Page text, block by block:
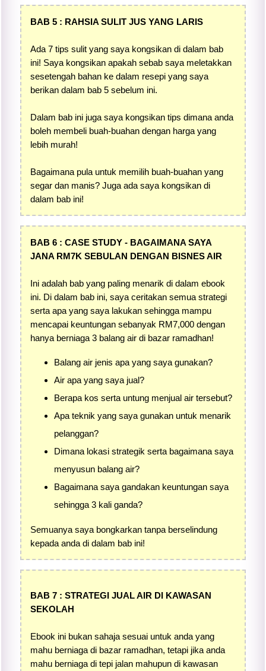
BAB 5 : RAHSIA SULIT JUS YANG LARIS
Ada 7 tips sulit yang saya kongsikan di dalam bab
ini! Saya kongsikan apakah sebab saya meletakkan
sesetengah bahan ke dalam resepi yang saya
berikan dalam bab 5 sebelum ini.
Dalam bab ini juga saya kongsikan tips dimana anda
boleh membeli buah-buahan dengan harga yang
lebih murah!
Bagaimana pula untuk memilih buah-buahan yang
segar dan manis? Juga ada saya kongsikan di
dalam bab ini!
BAB 6 : CASE STUDY - BAGAIMANA SAYA
JANA RM7K SEBULAN DENGAN BISNES AIR
Ini adalah bab yang paling menarik di dalam ebook
ini. Di dalam bab ini, saya ceritakan semua strategi
serta apa yang saya lakukan sehingga mampu
mencapai keuntungan sebanyak RM7,000 dengan
hanya berniaga 3 balang air di bazar ramadhan!
Balang air jenis apa yang saya gunakan?
Air apa yang saya jual?
Berapa kos serta untung menjual air tersebut?
Apa teknik yang saya gunakan untuk menarik
pelanggan?
Dimana lokasi strategik serta bagaimana saya
menyusun balang air?
Bagaimana saya gandakan keuntungan saya
sehingga 3 kali ganda?
Semuanya saya bongkarkan tanpa berselindung
kepada anda di dalam bab ini!
BAB 7 : STRATEGI JUAL AIR DI KAWASAN
SEKOLAH
Ebook ini bukan sahaja sesuai untuk anda yang
mahu berniaga di bazar ramadhan, tetapi jika anda
mahu berniaga di tepi jalan mahupun di kawasan